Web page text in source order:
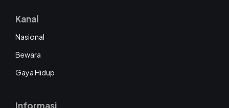
Kanal
Nasional
Bewara
Gaya Hidup
Informasi